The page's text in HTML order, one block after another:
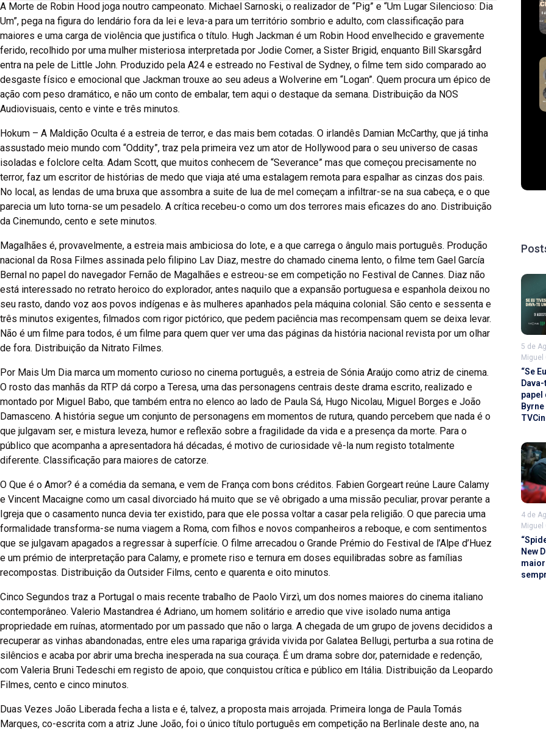
A Morte de Robin Hood joga noutro campeonato. Michael Sarnoski, o realizador de “Pig” e “Um Lugar Silencioso: Dia
Um”, pega na figura do lendário fora da lei e leva-a para um território sombrio e adulto, com classificação para
maiores e uma carga de violência que justifica o título. Hugh Jackman é um Robin Hood envelhecido e gravemente
ferido, recolhido por uma mulher misteriosa interpretada por Jodie Comer, a Sister Brigid, enquanto Bill Skarsgård
entra na pele de Little John. Produzido pela A24 e estreado no Festival de Sydney, o filme tem sido comparado ao
desgaste físico e emocional que Jackman trouxe ao seu adeus a Wolverine em “Logan”. Quem procura um épico de
ação com peso dramático, e não um conto de embalar, tem aqui o destaque da semana. Distribuição da NOS
Audiovisuais, cento e vinte e três minutos.
Hokum – A Maldição Oculta é a estreia de terror, e das mais bem cotadas. O irlandês Damian McCarthy, que já tinha
assustado meio mundo com “Oddity”, traz pela primeira vez um ator de Hollywood para o seu universo de casas
isoladas e folclore celta. Adam Scott, que muitos conhecem de “Severance” mas que começou precisamente no
terror, faz um escritor de histórias de medo que viaja até uma estalagem remota para espalhar as cinzas dos pais.
No local, as lendas de uma bruxa que assombra a suite de lua de mel começam a infiltrar-se na sua cabeça, e o que
parecia um luto torna-se um pesadelo. A crítica recebeu-o como um dos terrores mais eficazes do ano. Distribuição
da Cinemundo, cento e sete minutos.
Magalhães é, provavelmente, a estreia mais ambiciosa do lote, e a que carrega o ângulo mais português. Produção
nacional da Rosa Filmes assinada pelo filipino Lav Diaz, mestre do chamado cinema lento, o filme tem Gael García
Bernal no papel do navegador Fernão de Magalhães e estreou-se em competição no Festival de Cannes. Diaz não
está interessado no retrato heroico do explorador, antes naquilo que a expansão portuguesa e espanhola deixou no
seu rasto, dando voz aos povos indígenas e às mulheres apanhados pela máquina colonial. São cento e sessenta e
três minutos exigentes, filmados com rigor pictórico, que pedem paciência mas recompensam quem se deixa levar.
Não é um filme para todos, é um filme para quem quer ver uma das páginas da história nacional revista por um olhar
de fora. Distribuição da Nitrato Filmes.
Por Mais Um Dia marca um momento curioso no cinema português, a estreia de Sónia Araújo como atriz de cinema.
O rosto das manhãs da RTP dá corpo a Teresa, uma das personagens centrais deste drama escrito, realizado e
montado por Miguel Babo, que também entra no elenco ao lado de Paula Sá, Hugo Nicolau, Miguel Borges e João
Damasceno. A história segue um conjunto de personagens em momentos de rutura, quando percebem que nada é o
que julgavam ser, e mistura leveza, humor e reflexão sobre a fragilidade da vida e a presença da morte. Para o
público que acompanha a apresentadora há décadas, é motivo de curiosidade vê-la num registo totalmente
diferente. Classificação para maiores de catorze.
O Que é o Amor? é a comédia da semana, e vem de França com bons créditos. Fabien Gorgeart reúne Laure Calamy
e Vincent Macaigne como um casal divorciado há muito que se vê obrigado a uma missão peculiar, provar perante a
Igreja que o casamento nunca devia ter existido, para que ele possa voltar a casar pela religião. O que parecia uma
formalidade transforma-se numa viagem a Roma, com filhos e novos companheiros a reboque, e com sentimentos
que se julgavam apagados a regressar à superfície. O filme arrecadou o Grande Prémio do Festival de l’Alpe d’Huez
e um prémio de interpretação para Calamy, e promete riso e ternura em doses equilibradas sobre as famílias
recompostas. Distribuição da Outsider Films, cento e quarenta e oito minutos.
Cinco Segundos traz a Portugal o mais recente trabalho de Paolo Virzì, um dos nomes maiores do cinema italiano
contemporâneo. Valerio Mastandrea é Adriano, um homem solitário e arredio que vive isolado numa antiga
propriedade em ruínas, atormentado por um passado que não o larga. A chegada de um grupo de jovens decididos a
recuperar as vinhas abandonadas, entre eles uma rapariga grávida vivida por Galatea Bellugi, perturba a sua rotina de
silêncios e acaba por abrir uma brecha inesperada na sua couraça. É um drama sobre dor, paternidade e redenção,
com Valeria Bruni Tedeschi em registo de apoio, que conquistou crítica e público em Itália. Distribuição da Leopardo
Filmes, cento e cinco minutos.
Duas Vezes João Liberada fecha a lista e é, talvez, a proposta mais arrojada. Primeira longa de Paula Tomás
Marques, co-escrita com a atriz June João, foi o único título português em competição na Berlinale deste ano, na
5 de
Miguel
“Se
papel
4 de
Miguel
New